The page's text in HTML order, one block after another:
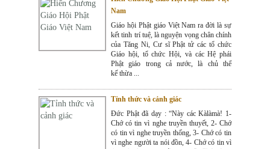
Nam
Giáo hội Phật giáo Việt Nam ra đời là sự
kết tinh trí tuệ, là nguyện vọng chân chính
của Tăng Ni, Cư sĩ Phật tử các tổ chức
Giáo hội, tổ chức Hội, và các Hệ phái
Phật giáo trong cả nước, là chủ thể
kế thừa ...
Tỉnh thức và cảnh giác
Đức Phật đã dạy : “Này các Kàlàmà! 1-
Chớ có tin vì nghe truyền thuyết, 2- Chớ
có tin vì nghe truyền thống, 3- Chớ có tin
vì nghe người ta nói đồn, 4- Chớ có tin vì